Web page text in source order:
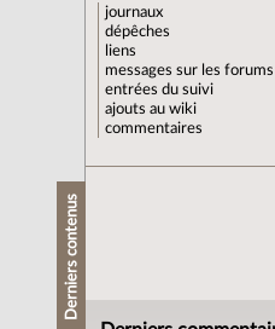
journaux
dépêches
liens
messages sur les forums
entrées du suivi
ajouts au wiki
commentaires
Derniers contenus